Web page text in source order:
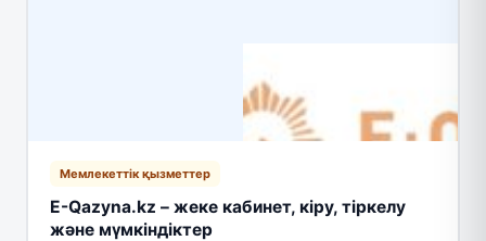
Мемлекеттік қызметтер
E-Qazyna.kz – жеке кабинет, кіру, тіркелу
және мүмкіндіктер